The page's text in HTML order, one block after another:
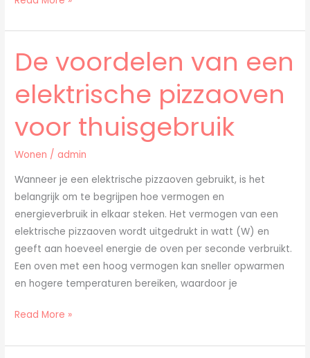
De voordelen van een
elektrische pizzaoven
voor thuisgebruik
Wonen / admin
Wanneer je een elektrische pizzaoven gebruikt, is het
belangrijk om te begrijpen hoe vermogen en
energieverbruik in elkaar steken. Het vermogen van een
elektrische pizzaoven wordt uitgedrukt in watt (W) en
geeft aan hoeveel energie de oven per seconde verbruikt.
Een oven met een hoog vermogen kan sneller opwarmen
en hogere temperaturen bereiken, waardoor je
De
voordelen
van
een
elektrische
pizzaoven
voor
thuisgebruik
Read More »